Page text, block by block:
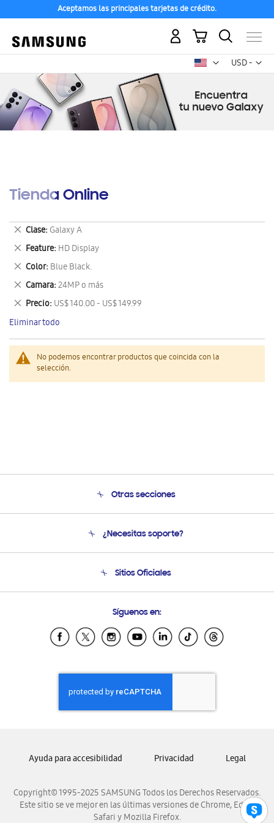
Aceptamos las principales tarjetas de crédito.
USD -
dólar
Mi carrito
Tienda Online
No podemos encontrar productos que coincida con la
selección.
Clase Galaxy A
Eliminar
este
artículo
Feature HD Display
Eliminar
este
artículo
Color Blue Black.
Eliminar
este
artículo
Camara 24MP o más
Eliminar
este
artículo
Precio US$ 140.00 - US$ 149.99
Eliminar
este
artículo
Eliminar todo
Otras secciones
Soporte
Condiciones de Compra
¿Necesitas soporte?
Soporte vía eMail
Sitios Oficiales
Samsung Ecuador
Samsung El Salvador
Samsung Honduras
Samsung Nicaragua
Samsung Panamá
Samsung Venezuela
Síguenos en:
Copyright© 1995-2025 SAMSUNG Todos los Derechos Reservados.
Este sitio se ve mejor en las últimas versiones de Chrome, Edge,
Safari y Mozilla Firefox.
Ayuda para accesibilidad Privacidad Legal